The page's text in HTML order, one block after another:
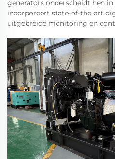
generators onderscheidt hen in
incorporeert state-of-the-art
uitgebreide monitoring en